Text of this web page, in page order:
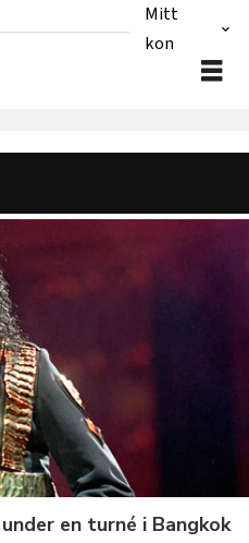
Mitt
konto
en turné i Bangkok